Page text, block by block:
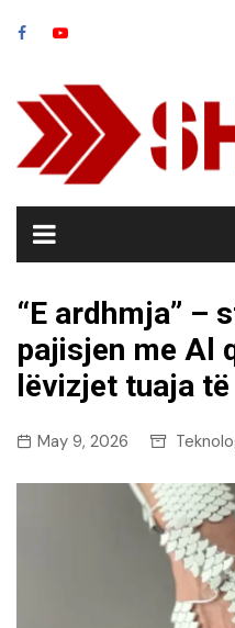
“E ardhmja” –
pajisjen me Al
lëvizjet tuaja
May 9, 2026